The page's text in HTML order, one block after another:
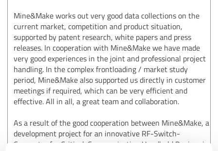
Mine&Make works out very good data collections on the
current market, competition and product situation,
supported by patent research, white papers and press
releases. In cooperation with Mine&Make we have made
very good experiences in the joint and professional project
handling. In the complex frontloading / market study
period, Mine&Make also supported us directly in customer
meetings if required, which can be very efficient and
effective. All in all, a great team and collaboration.
As a result of the good cooperation between Mine&Make, a
development project for an innovative RF-Switch-
Connector for Critical-Communication Handheld Devices is